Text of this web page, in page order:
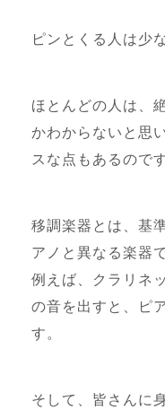
ピンとくる人は少
ほとんどの人は、
かわからないと思
スな点もあるのです
移調楽器とは、基
アノと異なる楽器
例えば、クラリネ
の音を出すと、ピ
す。
そして、皆さんに